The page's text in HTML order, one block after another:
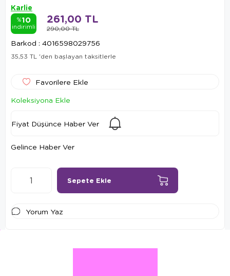
Karlie
%10
indirimli 290,00 TL
261,00 TL
Barkod : 4016598029756
35,53 TL 'den başlayan taksitlerle
Favorilere Ekle
Koleksiyona Ekle
Fiyat Düşünce Haber Ver
Gelince Haber Ver
Yorum Yaz